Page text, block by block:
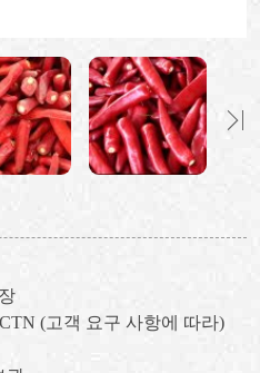
(고객 요구 사항에 따라)